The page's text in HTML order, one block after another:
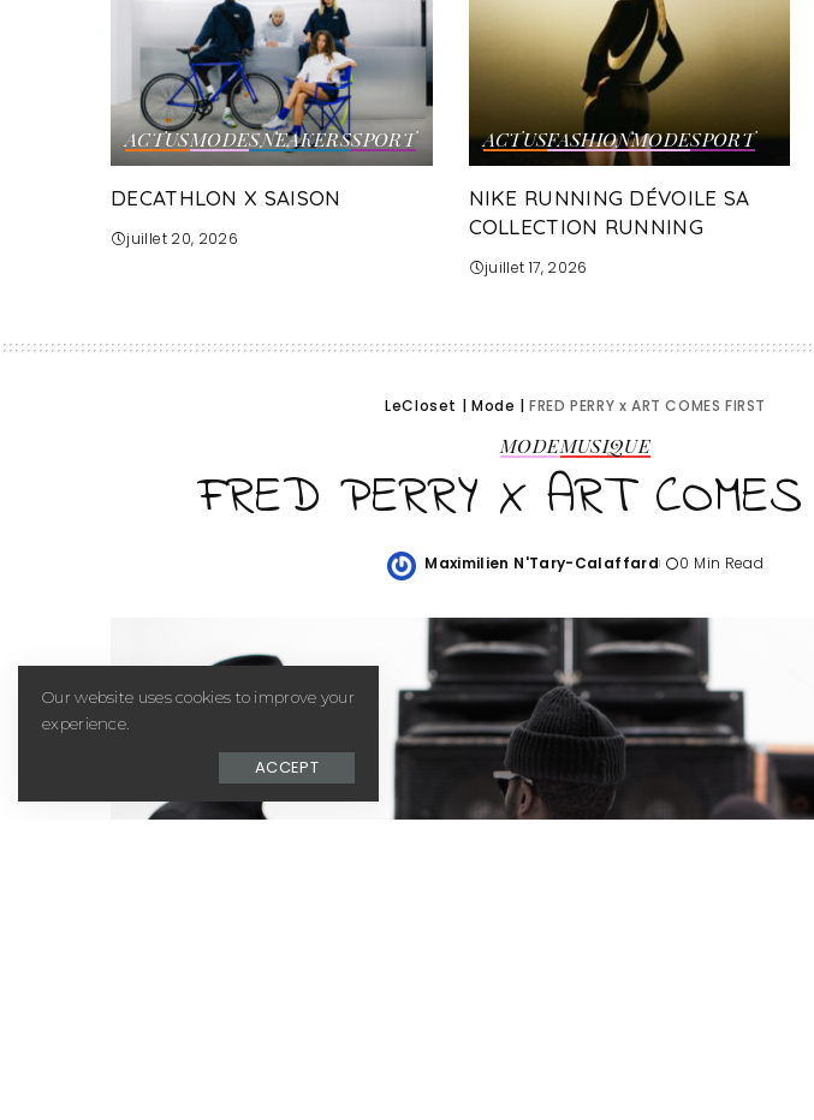
ACTUSMODESNEAKERSSPORT
DECATHLON X SAISON
juillet 20, 2026
ACTUSFASHIONMODESPORT
NIKE RUNNING DÉVOILE SA
COLLECTION RUNNING
juillet 17, 2026
LeCloset | Mode |FRED PERRY x ART COMES FIRST
MODEMUSIQUE
FRED PERRY X ART
Posted
Maximilien N'Tary-Calaffard 0 Min Read
Our website uses cookies to improve your
experience.
ACCEPT